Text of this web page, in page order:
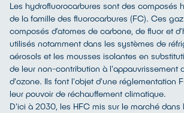
Les hydrofluorocarbures sont des composés
de la famille des fluorocarbures (FC). Ces
composés d’atomes de carbone, de fluor et
utilisés notamment dans les systèmes de
aérosols et les mousses isolantes en
de leur non-contribution à l'appauvrissement
d'ozone. Ils font l'objet d'une réglementation
leur pouvoir de réchauffement climatique.
D'ici à 2030, les HFC mis sur le marché dans